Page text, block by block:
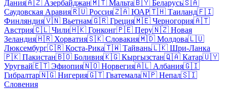
Дания🇦🇿 Азербайджан🇲🇹 Мальта🇧🇾 Беларусь🇸🇦
Саудовская Аравия🇷🇺 Россия🇿🇦 ЮАР🇹🇭 Таиланд🇫🇮
Финляндия🇻🇳 Вьетнам🇬🇷 Греция🇲🇪 Черногория🇦🇹
Австрия🇨🇱 Чили🇭🇰 Гонконг🇵🇪 Перу🇳🇿 Новая
Зеландия🇭🇷 Хорватия🇸🇰 Словакия🇲🇩 Молдова🇱🇺
Люксембург🇨🇷 Коста-Рика🇹🇼 Тайвань🇱🇰 Шри-Ланка
🇵🇰 Пакистан🇧🇴 Боливия🇰🇬 Кыргызстан🇶🇦 Катар🇺🇾
Уругвай🇪🇹 Эфиопия🇳🇴 Норвегия🇦🇱 Албания🇬🇮
Гибралтар🇳🇬 Нигерия🇬🇹 Гватемала🇳🇵 Непал🇸🇮
Словения